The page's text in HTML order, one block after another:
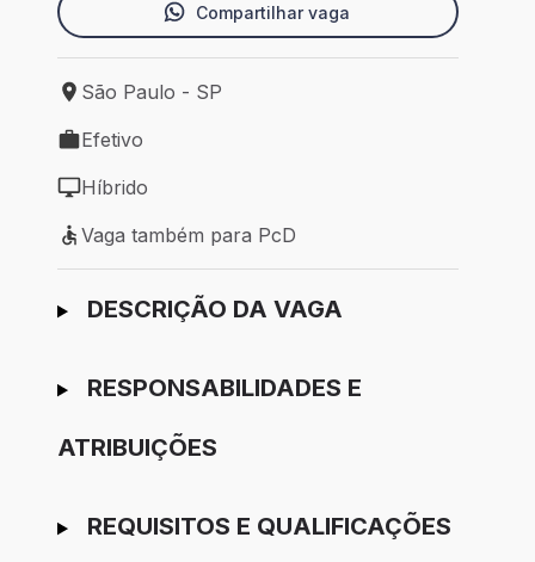
Compartilhar vaga
Local de trabalho: São Paulo - SP
São Paulo - SP
Tipo de vaga: Efetivo
Efetivo
Modelo de trabalho: Híbrido
Híbrido
Vaga também para PcD
Vaga também para PcD
Ir para candidatura
DESCRIÇÃO DA VAGA
RESPONSABILIDADES E
ATRIBUIÇÕES
REQUISITOS E QUALIFICAÇÕES